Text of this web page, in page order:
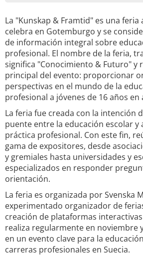
La "Kunskap & Framtid" es una feria
celebra en Gotemburgo y se
de información integral sobre
profesional. El nombre de la feria,
significa "Conocimiento & Futuro" y
principal del evento: proporcionar
perspectivas en el mundo de la
profesional a jóvenes de 16 años en
La feria fue creada con la intención
puente entre la educación escolar y
práctica profesional. Con este fin,
gama de expositores, desde
y gremiales hasta universidades y
especializados en responder
orientación.
La feria es organizada por Svenska
experimentado organizador de
creación de plataformas
realiza regularmente en noviembre
en un evento clave para la
carreras profesionales en Suecia.